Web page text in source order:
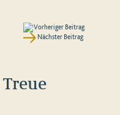
Vorheriger Beitrag
Nächster Beitrag